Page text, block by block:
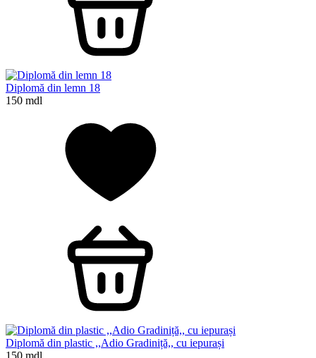
Diplomă din lemn 18
150 mdl
Diplomă din plastic ,,Adio Gradiniță,, cu iepurași
150 mdl